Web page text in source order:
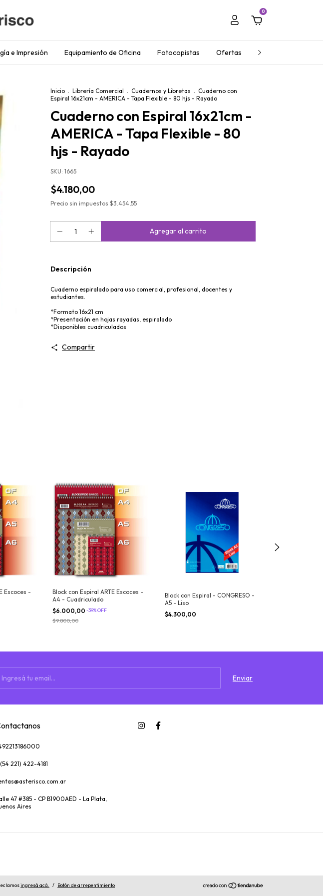
0
e Impresión Equipamiento de Oficina Fotocopistas Ofertas Regalos
Inicio . Librería Comercial . Cuadernos y Libretas . Cuaderno con
Espiral 16x21cm - AMERICA - Tapa Flexible - 80 hjs - Rayado
Cuaderno con Espiral 16x21cm -
AMERICA - Tapa Flexible - 80
hjs - Rayado
SKU: 1665
$4.180,00
Precio sin impuestos $3.454,55
Descripción
Cuaderno espiralado para uso comercial, profesional, docentes y
estudiantes.
*Formato 16x21 cm
*Presentación en hojas rayadas, espiralado
*Disponibles cuadriculados
Compartir
Escoces -
Block con Espiral ARTE Escoces -
A4 - Cuadriculado
$6.000,00 -39%OFF
$9.800,00
Block con Espiral - CONGRESO -
A5 - Liso
$4.300,00
221) 422-4181
47 #385 - CP B1900AED - La Plata,
Aires
ingresá acá. / Botón de arrepentimiento